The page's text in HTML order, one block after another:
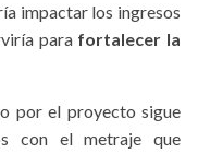
impactar los ingresos
para fortalecer la
por el proyecto sigue
con el metraje que